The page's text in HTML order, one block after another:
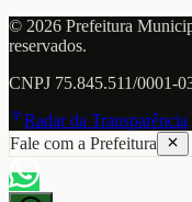
© 2026 Prefeitura
reservados.
CNPJ 75.845.511/0001-
Radar da Transparência
Fale com a Prefeitura